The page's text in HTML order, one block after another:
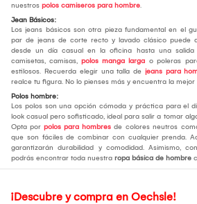
nuestros polos camiseros para hombre.
Jean Básicos:
Los jeans básicos son otra pieza fundamental en el
par de jeans de corte recto y lavado clásico puede
desde un día casual en la oficina hasta una salida
camisetas, camisas, polos manga larga o poleras
estilosos. Recuerda elegir una talla de jeans para
realce tu figura. No lo pienses más y encuentra la mejor
Polos hombre:
Los polos son una opción cómoda y práctica para el
look casual pero sofisticado, ideal para salir a tomar
Opta por polos para hombres de colores neutros
que son fáciles de combinar con cualquier prenda.
garantizarán durabilidad y comodidad. Asimismo,
podrás encontrar toda nuestra ropa básica de hombre
¡Descubre y compra en Oechsle!